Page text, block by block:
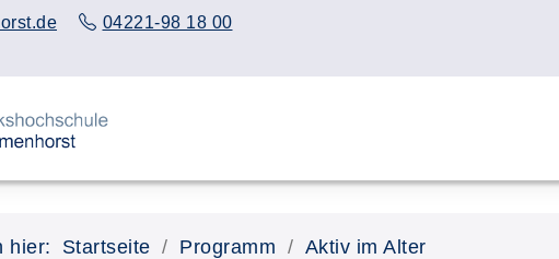
04221-98 18 00
hier: Startseite Programm Aktiv im Alter